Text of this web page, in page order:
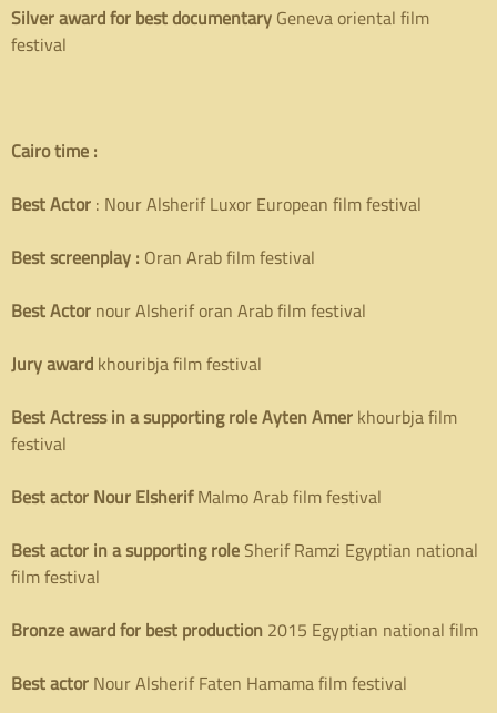
Silver award for best documentaryGeneva oriental film
festival
Cairo time :
Best Actor: Nour Alsherif Luxor European film festival
Best screenplay : Oran Arab film festival
Best Actornour Alsherif oran Arab film festival
Jury awardkhouribja film festival
Best Actress in a supporting roleAyten Amerkhourbja film
festival
Best actor Nour ElsherifMalmo Arab film festival
Best actor in a supporting roleSherif Ramzi Egyptian national
film festival
Bronze award for best production2015 Egyptian national film
Best actorNour Alsherif Faten Hamama film festival